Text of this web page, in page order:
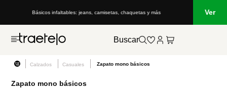
Básicos infaltables: jeans, camisetas, chaquetas y más Ver
Buscar
Calzados Casuales Zapato mono básicos
Zapato mono básicos